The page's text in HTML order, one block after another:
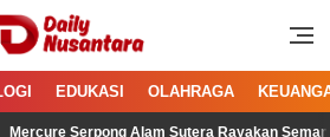
Daily Nusantara
Fakta, Menginspirasi
EDUKASI OLAHRAGA
Serpong Alam Sutera Rayakan Semangat